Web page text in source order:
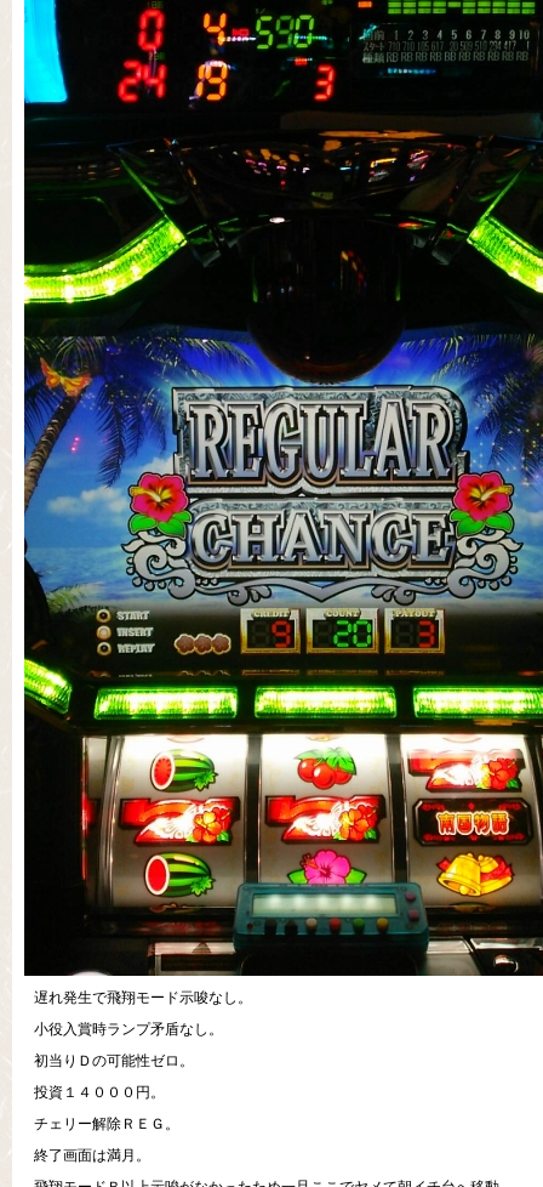
遅れ発生で飛翔モード示唆なし。
小役入賞時ランプ矛盾なし。
初当りＤの可能性ゼロ。
投資１４０００円。
チェリー解除ＲＥＧ。
終了画面は満月。